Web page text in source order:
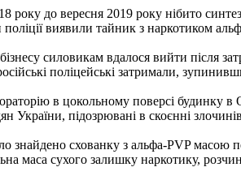
до вересня 2019 року нібито
поліції виявили тайник з наркотиком
силовикам вдалося вийти після
поліцейські затримали,
в цокольному поверсі будинку
України, підозрювані в скоєнні
знайдено схованку з альфа-PVP
маса сухого залишку наркотику,